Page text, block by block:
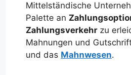
Mittelständische
Palette an
Zahlungsverkehr zu
Mahnungen und
und das Mahnwesen.